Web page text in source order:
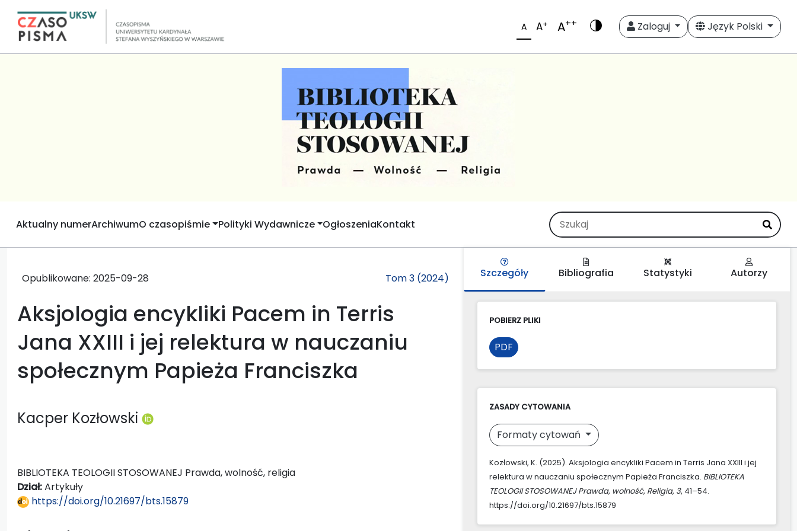
A A+ A++ Zaloguj Język Polski
Aktualny numerArchiwumO czasopiśmie Polityki Wydawnicze OgłoszeniaKontakt
Opublikowane: 2025-09-28 Tom 3 (2024)
Aksjologia encykliki Pacem in Terris
Jana XXIII i jej relektura w nauczaniu
społecznym Papieża Franciszka
Kacper Kozłowski
BIBLIOTEKA TEOLOGII STOSOWANEJ Prawda, wolność, religia
Dział:Artykuły
https://doi.org/10.21697/bts.15879
Szczegóły Bibliografia Statystyki Autorzy
POBIERZ PLIKI
PDF
ZASADY CYTOWANIA
Formaty cytowań
Kozłowski, K. (2025). Aksjologia encykliki Pacem in Terris Jana XXIII i jej
relektura w nauczaniu społecznym Papieża Franciszka. BIBLIOTEKA
TEOLOGII STOSOWANEJ Prawda, wolność, Religia, 3, 41–54.
https://doi.org/10.21697/bts.15879